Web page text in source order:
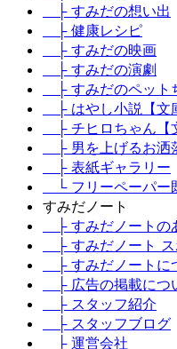
├ すみだの想い出
├ 健康レシピ
├ すみだの映画
├ すみだの演劇
├ すみだのペット
├ はやし小説【文
├ チヒロちゃん【
├ 男を上げるお洒
├ 表紙ギャラリー
└ フリーペーパー
すみだノート
├ すみだノートの
├ すみだノート ス
├ すみだノートに
├ 広告の掲載につ
├ スタッフ紹介
├ スタッフブログ
├ 運営会社